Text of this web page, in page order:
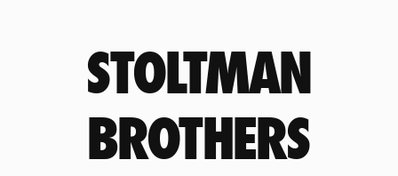
STOLTMAN
BROTHERS